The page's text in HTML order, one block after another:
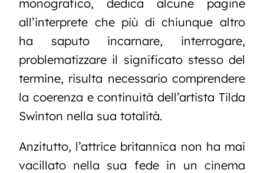
monografico, dedica alcune pagine
all’interprete che più di chiunque altro
ha saputo incarnare, interrogare,
problematizzare il significato stesso del
termine, risulta necessario comprendere
la coerenza e continuità dell’artista Tilda
Swinton nella sua totalità.
Anzitutto, l’attrice britannica non ha mai
vacillato nella sua fede in un cinema